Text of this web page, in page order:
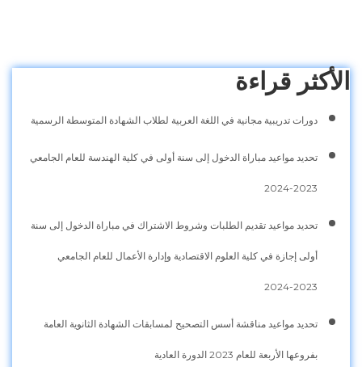
الأكثر قراءة
دورات تدريبية مجانية في اللغة العربية لطلاب الشهادة المتوسطة الرسمية
تحديد مواعيد مباراة الدخول إلى سنة أولى في كلية الهندسة للعام الجامعي
2023-2024
تحديد مواعيد تقديم الطلبات وشروط الاشتراك في مباراة الدخول إلى سنة
أولى إجازة في كلية العلوم الاقتصادية وإدارة الأعمال للعام الجامعي
2023-2024
تحديد مواعيد مناقشة أسس التصحيح لمسابقات الشهادة الثانوية العامة
بفروعها الأربعة للعام 2023 الدورة العادية